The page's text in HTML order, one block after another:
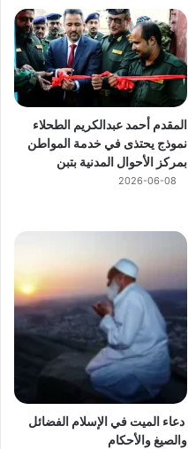
المقدم أحمد عبدالكريم الطحلاء
نموذج يحتذى في خدمة المواطن
بمركز الأحوال المدنية بتبن
2026-06-08
دعاء الميت في الإسلام الفضائل
والصيغ والأحكام